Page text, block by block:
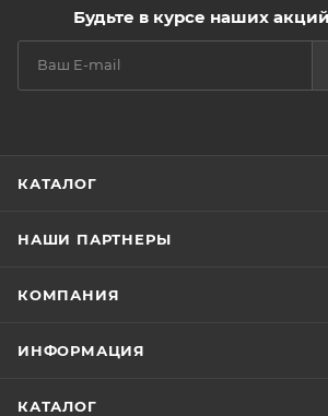
Будьте в курсе наших
КАТАЛОГ
НАШИ ПАРТНЕРЫ
КОМПАНИЯ
ИНФОРМАЦИЯ
КАТАЛОГ